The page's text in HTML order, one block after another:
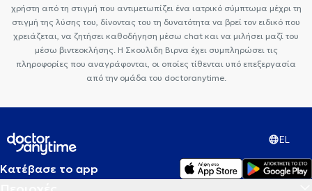
χρήστη από τη στιγμή που αντιμετωπίζει ένα ιατρικό σύμπτωμα μέχρι τη
στιγμή της λύσης του, δίνοντας του τη δυνατότητα να βρεί τον ειδικό που
χρειάζεται, να ζητήσει καθοδήγηση μέσω chat και να μιλήσει μαζί του
μέσω βιντεοκλήσης. Η Σκουλιδη Βιρνα έχει συμπληρώσει τις
πληροφορίες που αναγράφονται, οι οποίες τίθενται υπό επεξεργασία
από την ομάδα του doctoranytime.
EL
Κατέβασε το app